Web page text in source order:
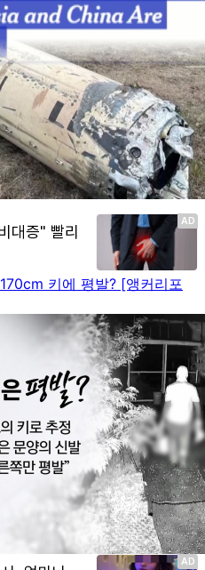
키에 평발? [앵커리포